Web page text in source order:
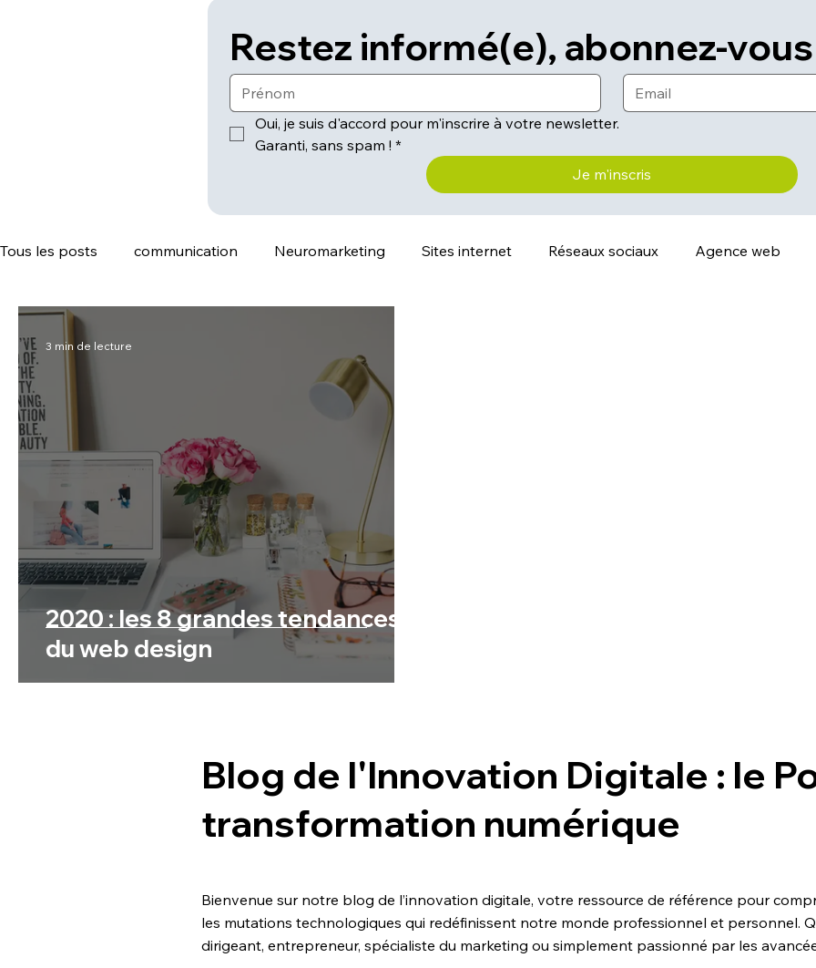
Restez informé(e), abonnez-
Oui, je suis d'accord pour m'inscrire à votre newsletter.
Garanti, sans spam ! *
Je m'inscris
Tous les posts communication Neuromarketing Sites internet Réseaux sociaux Agence web
Référencement naturel SEO
2020 : les 8 grandes tendances
du web design
3 min de lecture
Blog de l'Innovation Digitale : le
transformation numérique
Bienvenue sur notre blog de l’innovation digitale, votre ressource de référence pour
les mutations technologiques qui redéfinissent notre monde professionnel et personnel.
dirigeant, entrepreneur, spécialiste du marketing ou simplement passionné par les